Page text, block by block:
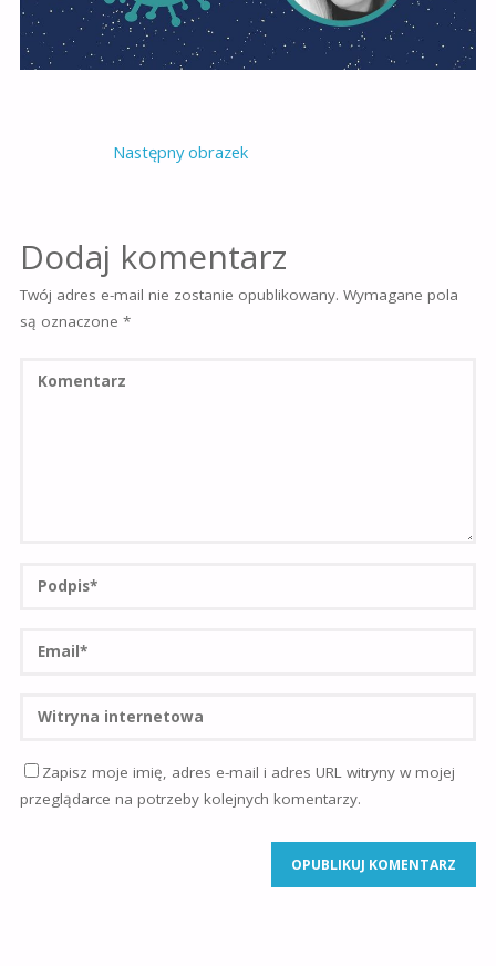
Następny obrazek
Dodaj komentarz
Twój adres e-mail nie zostanie opublikowany. Wymagane pola
są oznaczone *
Zapisz moje imię, adres e-mail i adres URL witryny w mojej
przeglądarce na potrzeby kolejnych komentarzy.